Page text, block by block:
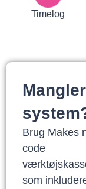
Timelog
Brug Makes
code
som